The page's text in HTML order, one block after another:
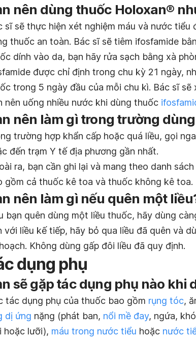
nên dùng thuốc Holoxan®
sĩ sẽ thực hiện xét nghiệm máu và nước tiểu
thuốc an toàn. Bác sĩ sẽ tiêm ifosfamide
dính vào da, bạn hãy rửa sạch bằng xà
được chỉ định trong chu kỳ 21 ngày,
trong 5 ngày đầu của mỗi chu kì. Bác sĩ
nên uống nhiều nước khi dùng thuốc
nên làm gì trong trường
trường hợp khẩn cấp hoặc quá liều, gọi
đến trạm Y tế địa phương gần nhất.
ra, bạn cần ghi lại và mang theo danh
gồm cả thuốc kê toa và thuốc không kê toa.
nên làm gì nếu quên một
bạn quên dùng một liều thuốc, hãy dùng
với liều kế tiếp, hãy bỏ qua liều đã quên và
Không dùng gấp đôi liều đã quy định.
dụng phụ
sẽ gặp tác dụng phụ nào khi
tác dụng phụ của thuốc bao gồm rụng tóc,
dị ứng nặng (phát ban, nổi mề đay, ngứa,
hoặc lưỡi), máu trong nước tiểu hoặc nước